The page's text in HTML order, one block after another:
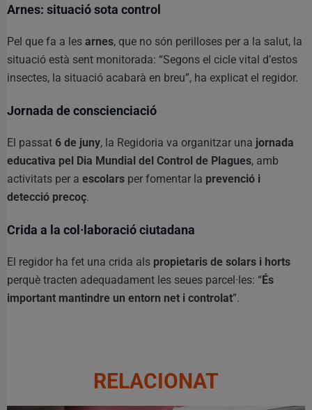
Arnes: situació sota control
Pel que fa a les arnes, que no són perilloses per a la salut, la
situació està sent monitorada: “Segons el cicle vital d’estos
insectes, la situació acabarà en breu”, ha explicat el regidor.
Jornada de conscienciació
El passat 6 de juny, la Regidoria va organitzar una jornada
educativa pel Dia Mundial del Control de Plagues, amb
activitats per a escolars per fomentar la prevenció i
detecció precoç.
Crida a la col·laboració ciutadana
El regidor ha fet una crida als propietaris de solars i horts
perquè tracten adequadament les seues parcel·les: “És
important mantindre un entorn net i controlat”.
RELACIONAT